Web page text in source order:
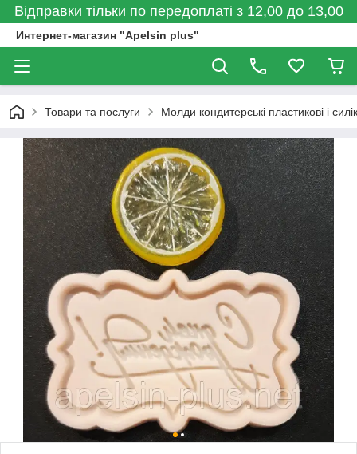
Відправки тільки по передоплаті з 12,00 до 13,00
Интернет-магазин "Apelsin plus"
Товари та послуги Молди кондитерські пластикові і